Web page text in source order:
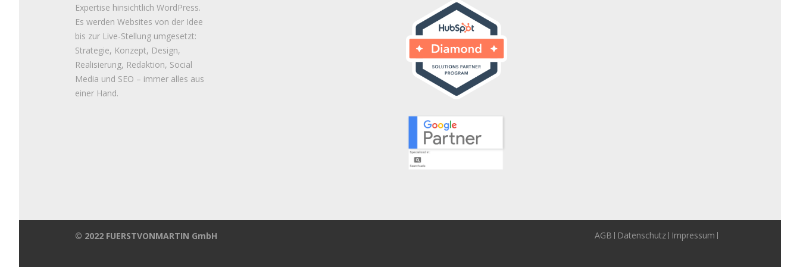
Expertise hinsichtlich WordPress.
Es werden Websites von der Idee
bis zur Live-Stellung umgesetzt:
Strategie, Konzept, Design,
Realisierung, Redaktion, Social
Media und SEO – immer alles aus
einer Hand.
© 2022 FUERSTVONMARTIN GmbH AGB Datenschutz Impressum